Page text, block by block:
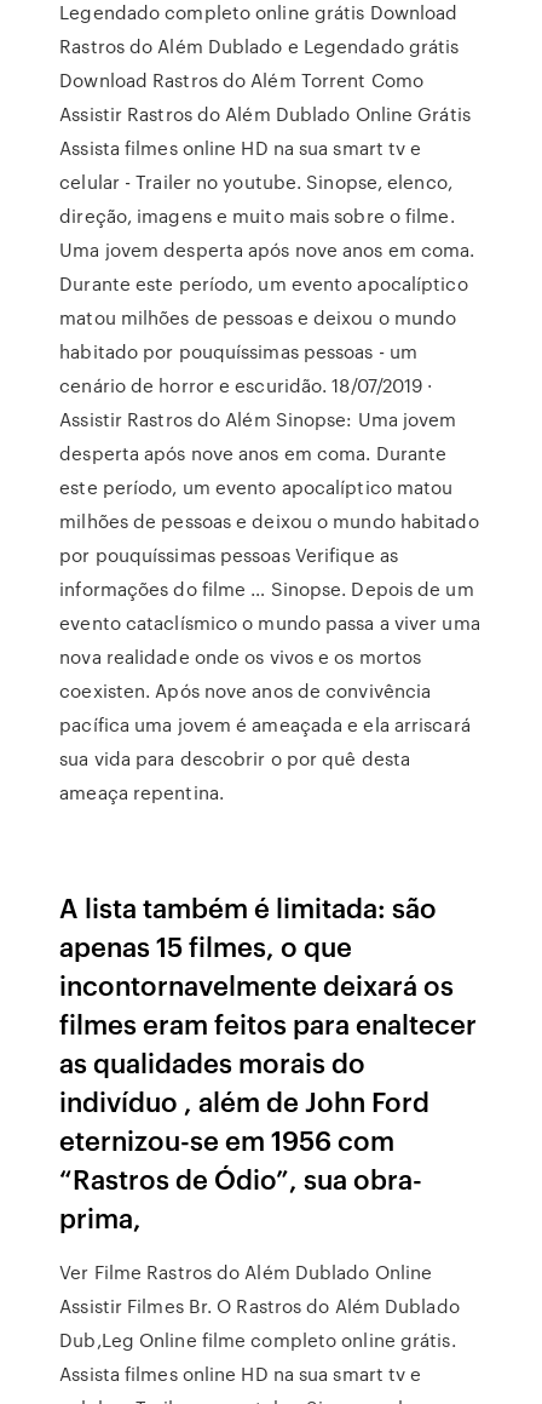
Legendado completo online grátis Download
Rastros do Além Dublado e Legendado grátis
Download Rastros do Além Torrent Como
Assistir Rastros do Além Dublado Online Grátis
Assista filmes online HD na sua smart tv e
celular - Trailer no youtube. Sinopse, elenco,
direção, imagens e muito mais sobre o filme.
Uma jovem desperta após nove anos em coma.
Durante este período, um evento apocalíptico
matou milhões de pessoas e deixou o mundo
habitado por pouquíssimas pessoas - um
cenário de horror e escuridão. 18/07/2019 ·
Assistir Rastros do Além Sinopse: Uma jovem
desperta após nove anos em coma. Durante
este período, um evento apocalíptico matou
milhões de pessoas e deixou o mundo habitado
por pouquíssimas pessoas Verifique as
informações do filme … Sinopse. Depois de um
evento cataclísmico o mundo passa a viver uma
nova realidade onde os vivos e os mortos
coexisten. Após nove anos de convivência
pacífica uma jovem é ameaçada e ela arriscará
sua vida para descobrir o por quê desta
ameaça repentina.
A lista também é limitada: são
apenas 15 filmes, o que
incontornavelmente deixará os
filmes eram feitos para enaltecer
as qualidades morais do
indivíduo , além de John Ford
eternizou-se em 1956 com
“Rastros de Ódio”, sua obra-
prima,
Ver Filme Rastros do Além Dublado Online
Assistir Filmes Br. O Rastros do Além Dublado
Dub,Leg Online filme completo online grátis.
Assista filmes online HD na sua smart tv e